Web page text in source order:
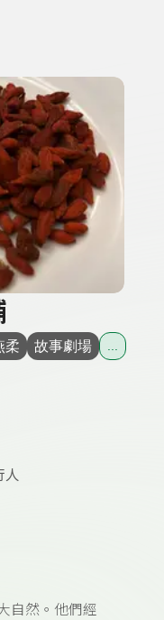
人或關鍵字
柔 故事劇場 ...
人
自然。他們經